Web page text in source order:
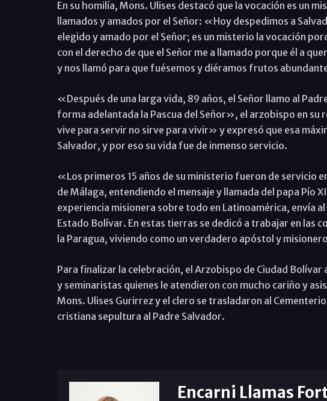
En su homilía, Mons. Ulises destacó que la vocación es un
llamados y amados por el Señor: «Hoy despedimos a
elegido y amado por el Señor; es un misterio la vocación
con el derecho de que el Señor me a llamado porque él a
y nos llamó para que fuésemos y diéramos frutos
«Después de una larga vida, 89 años, el Señor llamo al
forma adelantada la Pascua del Señor», el arzobispo en
vive para servir no sirve para vivir» y expresó que esa
Salvador, y por eso su vida fue de inmenso servicio.
«Los primeros 15 años de su ministerio fueron de servicio
de Málaga, entendiendo el mensaje y llamada del papa Pío
experiencia misionera sobre todo en Latinoamérica, envía
Estado Bolívar. En estas tierras se dedicó a trabajar en las
la Paragua, viviendo como un verdadero apóstol y
Para finalizar la celebración, el Arzobispo de Ciudad
y seminaristas quienes le atendieron con mucho cariño y
Mons. Ulises Gurirrez y el clero se trasladaron al
cristiana sepultura al Padre Salvador.
Encarni Llamas